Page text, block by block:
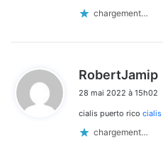
chargement…
RobertJamip
28 mai 2022 à 15h02
cialis puerto rico cialis
chargement…